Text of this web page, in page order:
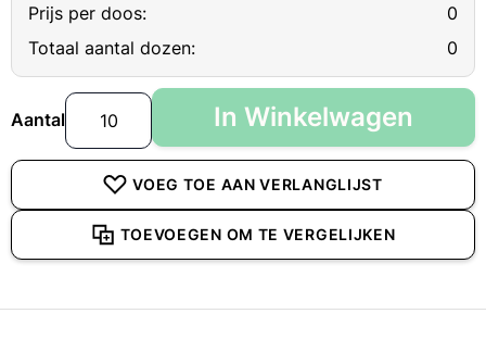
Prijs per doos:
0
Totaal aantal dozen:
0
Aantal In Winkelwagen
VOEG TOE AAN VERLANGLIJST
TOEVOEGEN OM TE VERGELIJKEN